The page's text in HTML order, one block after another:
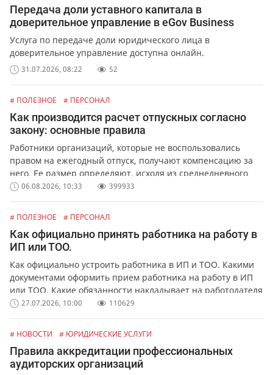
Передача доли уставного капитала в
доверительное управление в eGov Business
Услуга по передаче доли юридического лица в
доверительное управление доступна онлайн.
31.07.2026, 08:22 52
# ПОЛЕЗНОЕ # ПЕРСОНАЛ
Как производится расчет отпускных согласно
закону: основные правила
Работники организаций, которые не воспользовались
правом на ежегодный отпуск, получают компенсацию за
него. Ее размер определяют, исходя из среднедневного
заработка сотрудника.
06.08.2026, 10:33 399933
# ПОЛЕЗНОЕ # ПЕРСОНАЛ
Как официально принять работника на работу в
ИП или ТОО.
Как официально устроить работника в ИП и ТОО. Какими
документами оформить прием работника на работу в ИП
или ТОО. Какие обязанности накладывает на работодателя
официальное оформление работников.
27.07.2026, 10:00 110629
# НОВОСТИ # ЮРИДИЧЕСКИЕ УСЛУГИ
Правила аккредитации профессиональных
аудиторских организаций